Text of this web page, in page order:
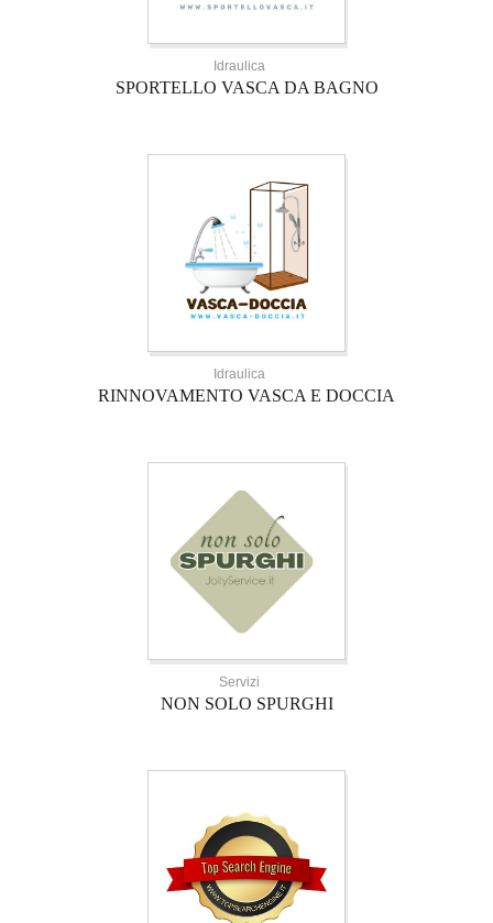
Idraulica
SPORTELLO VASCA DA BAGNO
Idraulica
RINNOVAMENTO VASCA E DOCCIA
Servizi
NON SOLO SPURGHI